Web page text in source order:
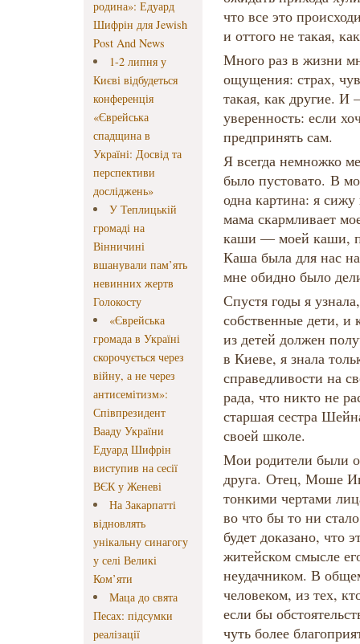
родина»: Едуард
Шифрін для Jewish
Post And News
1-2 липня у
Києві відбудеться
конференція
«Єврейська
спадщина в
Україні: Досвід та
перспективи
досліджень»
У Теплицькій
громаді на
Вінничині
вшанували пам’ять
невинних жертв
Голокосту
«Єврейська
громада в Україні
скорочується через
війну, а не через
антисемітизм»:
Співпрезидент
Вааду України
Едуард Шифрін
виступив на сесії
ВЄК у Женеві
На Закарпатті
відновлять
унікальну синагогу
у селі Великі
Ком’яти
Маца до свята
Песах: підсумки
реалізації
что все это
и оттого не такая,
Много раз в жизни
ощущения: страх,
такая, как другие. И
уверенность: если
предпринять сам.
Я всегда немножко
было пустовато. В
одна картина: я сижу
мама скармливает
каши — моей каши,
Каша была для нас
мне обидно было
Спустя годы я
собственные дети, и
из детей должен
в Киеве, я знала
справедливости на
рада, что никто не
старшая сестра
своей школе.
Мои родители были
друга. Отец, Моше
тонкими чертами
во что бы то ни
будет доказано, что
житейском смысле
неудачником. В
человеком, из тех,
если бы
чуть более